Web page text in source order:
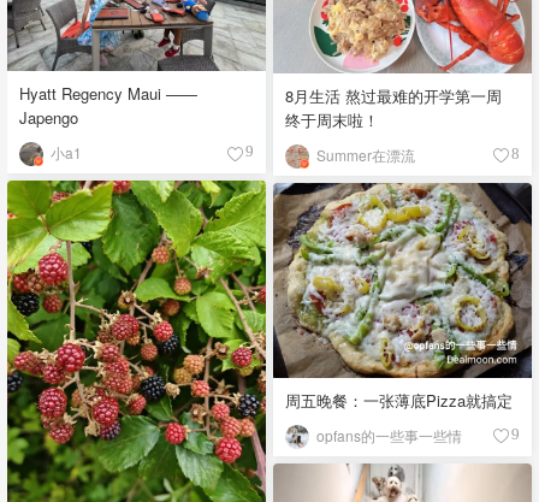
Hyatt Regency Maui ——
Japengo
小a1 9
8月生活 熬过最难的开学第一周
终于周末啦！
Summer在漂流 8
周五晚餐：一张薄底Pizza就搞定
opfans的一些事一些情 9